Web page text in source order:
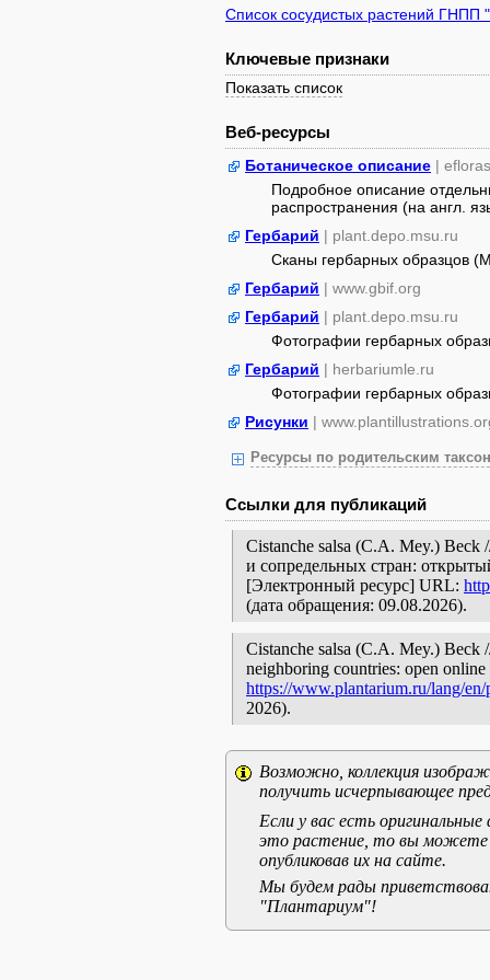
Список сосудистых растений ГНПП
Ключевые признаки
Показать список
Веб-ресурсы
Ботаническое описание |
Подробное описание
распространения (на англ.
Гербарий | plant.depo.msu.ru
Сканы гербарных образцов
Гербарий | www.gbif.org
Гербарий | plant.depo.msu.ru
Фотографии гербарных
Гербарий | herbariumle.ru
Фотографии гербарных
Рисунки |
Ресурсы по родительским
Ссылки для публикаций
Cistanche salsa (C.A. Mey.)
и сопредельных стран:
[Электронный ресурс] URL:
(дата обращения: 09.08.2026).
Cistanche salsa (C.A. Mey.) Beck
neighboring countries: open
https://www.plantarium.ru/lang/
2026).
Возможно, коллекция
получить исчерпывающее
Если у вас есть
это растение, то вы можете
опубликовав их на сайте.
Мы будем рады
"Плантариум"!